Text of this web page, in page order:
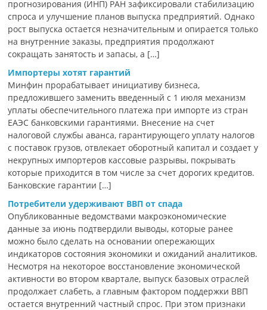
прогнозирования (ИНП) РАН зафиксировали стабилизацию
спроса и улучшение планов выпуска предприятий. Однако
рост выпуска остается незначительным и опирается только
на внутренние заказы, предприятия продолжают
сокращать занятость и запасы, а […]
Импортеры хотят гарантий
Минфин прорабатывает инициативу бизнеса,
предложившего заменить введенный с 1 июля механизм
уплаты обеспечительного платежа при импорте из стран
ЕАЭС банковскими гарантиями. Внесение на счет
налоговой службы аванса, гарантирующего уплату налогов
с поставок грузов, отвлекает оборотный капитал и создает у
некрупных импортеров кассовые разрывы, покрывать
которые приходится в том числе за счет дорогих кредитов.
Банковские гарантии […]
Потребители удерживают ВВП от спада
Опубликованные ведомствами макроэкономические
данные за июнь подтвердили выводы, которые ранее
можно было сделать на основании опережающих
индикаторов состояния экономики и ожиданий аналитиков.
Несмотря на некоторое восстановление экономической
активности во втором квартале, выпуск базовых отраслей
продолжает слабеть, а главным фактором поддержки ВВП
остается внутренний частный спрос. При этом признаки